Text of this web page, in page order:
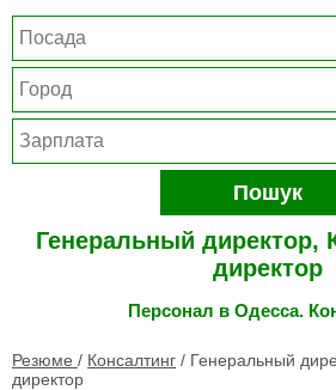
Пошук
Генеральный директор,
директор
Персонал в Одесса.
Резюме / Консалтинг / Генеральный
директор